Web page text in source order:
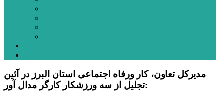
مديركل تعاون، كار ورفاه اجتماعی استان البرز در آئين
تجليل از سه ورزشكار كارگر مدال آور: